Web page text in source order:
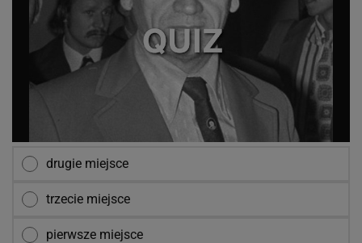
drugie miejsce
trzecie miejsce
pierwsze miejsce